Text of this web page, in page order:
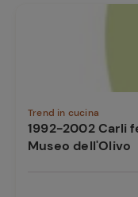
Trend in cucina
1992-2002 Carli
Museo dell'Olivo